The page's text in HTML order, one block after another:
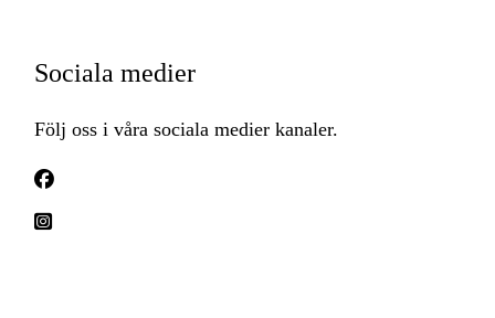
Sociala medier
Följ oss i våra sociala medier kanaler.